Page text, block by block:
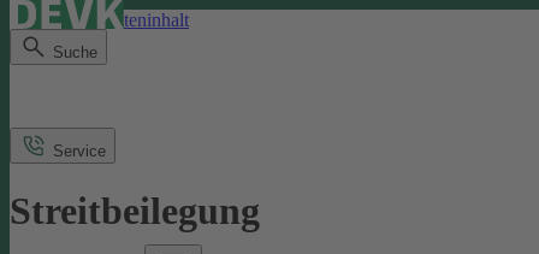
Direkt zum Seiteninhalt
Suche
Service
Streitbeilegung